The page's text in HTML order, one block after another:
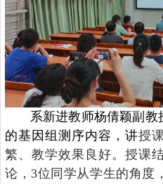
系新进教师杨倩颖副教
的基因组测序内容，讲授
繁、教学效果良好。授课
论，3位同学从学生的角度